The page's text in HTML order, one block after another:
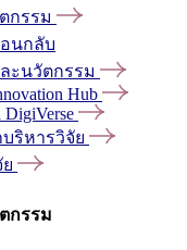
กรรม
นกลับ
ะนวัตกรรม
Hub
DigiVerse
ริหารวิจัย
กรรม